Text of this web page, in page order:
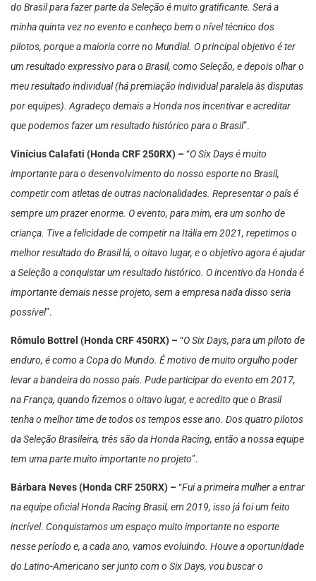
do Brasil para fazer parte da Seleção é muito gratificante. Será a
minha quinta vez no evento e conheço bem o nível técnico dos
pilotos, porque a maioria corre no Mundial. O principal objetivo é ter
um resultado expressivo para o Brasil, como Seleção, e depois olhar o
meu resultado individual (há premiação individual paralela às disputas
por equipes). Agradeço demais a Honda nos incentivar e acreditar
que podemos fazer um resultado histórico para o Brasil”.
Vinícius Calafati (Honda CRF 250RX) –“O Six Days é muito
importante para o desenvolvimento do nosso esporte no Brasil,
competir com atletas de outras nacionalidades. Representar o país é
sempre um prazer enorme. O evento, para mim, era um sonho de
criança. Tive a felicidade de competir na Itália em 2021, repetimos o
melhor resultado do Brasil lá, o oitavo lugar, e o objetivo agora é ajudar
a Seleção a conquistar um resultado histórico. O incentivo da Honda é
importante demais nesse projeto, sem a empresa nada disso seria
possível”.
Rômulo Bottrel (Honda CRF 450RX) –“O Six Days, para um piloto de
enduro, é como a Copa do Mundo. É motivo de muito orgulho poder
levar a bandeira do nosso país. Pude participar do evento em 2017,
na França, quando fizemos o oitavo lugar, e acredito que o Brasil
tenha o melhor time de todos os tempos esse ano. Dos quatro pilotos
da Seleção Brasileira, três são da Honda Racing, então a nossa equipe
tem uma parte muito importante no projeto”.
Bárbara Neves (Honda CRF 250RX) –“Fui a primeira mulher a entrar
na equipe oficial Honda Racing Brasil, em 2019, isso já foi um feito
incrível. Conquistamos um espaço muito importante no esporte
nesse período e, a cada ano, vamos evoluindo. Houve a oportunidade
do Latino-Americano ser junto com o Six Days, vou buscar o